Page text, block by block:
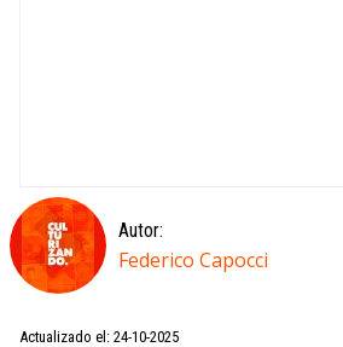
Autor:
Federico Capocci
Actualizado el: 24-10-2025